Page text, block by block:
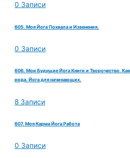
0 Записи
605. Моя Йога Похвала и Извенения.
0 Записи
606. Мои Будущие Йога Книги и Творочество.
рода. Йога для начинающих.
8 Записи
607. Моя Карма Йога Работа
0 Записи